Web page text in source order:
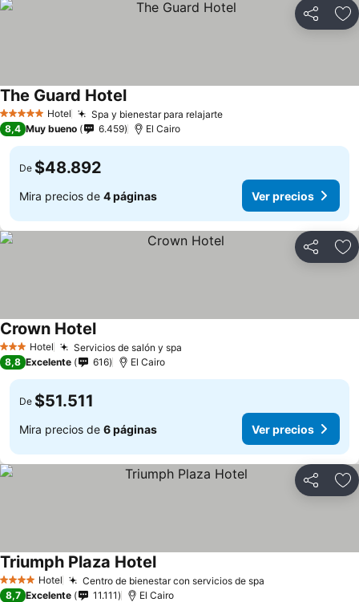
Compartir
5 Estrellas Hotel Spa y bienestar para relajarte
The Guard Hotel
8,4 Muy bueno 6.459 El Cairo
De $48.892
Mira precios de 4 páginas Ver precios
Compartir
3 Estrellas
Hotel Servicios de salón y spa
Crown Hotel
8,8 Excelente 616 El Cairo
De $51.511
Mira precios de 6 páginas Ver precios
Compartir
4 EstrellasHotel Centro de bienestar con servicios de spa
Triumph Plaza Hotel
8,7 Excelente 11.111 El Cairo